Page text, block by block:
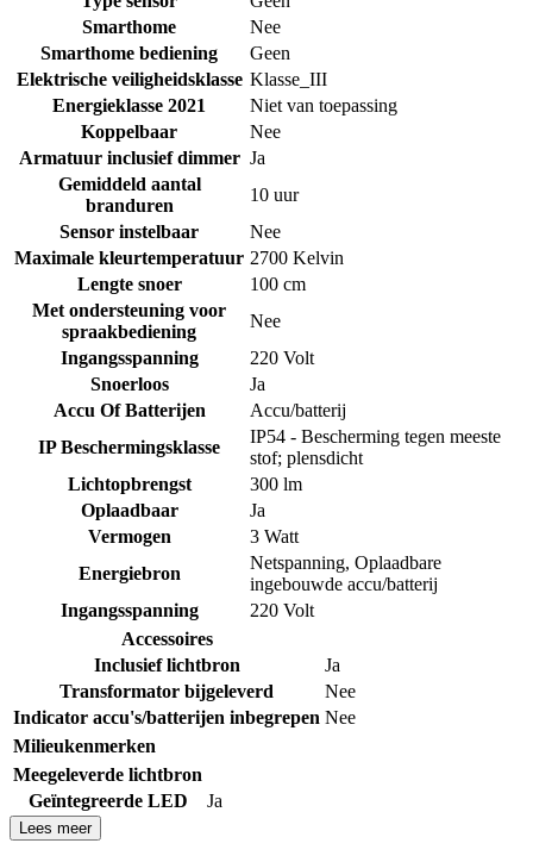
Smarthome
Nee
Smarthome bediening
Geen
Elektrische veiligheidsklasse Klasse_III
Energieklasse 2021
Niet van toepassing
Koppelbaar
Nee
Armatuur inclusief dimmer Ja
Gemiddeld aantal
branduren
10 uur
Sensor instelbaar
Nee
Maximale kleurtemperatuur 2700 Kelvin
Lengte snoer
100 cm
Met ondersteuning voor
spraakbediening
Nee
Ingangsspanning
220 Volt
Snoerloos
Ja
Accu Of Batterijen
Accu/batterij
IP Beschermingsklasse
IP54 - Bescherming tegen meeste
stof; plensdicht
Lichtopbrengst
300 lm
Oplaadbaar
Ja
Vermogen
3 Watt
Energiebron
Netspanning, Oplaadbare
ingebouwde accu/batterij
Ingangsspanning
220 Volt
Accessoires
Inclusief lichtbron
Ja
Transformator bijgeleverd
Nee
Indicator accu's/batterijen inbegrepen Nee
Milieukenmerken
Meegeleverde lichtbron
Geïntegreerde LED
Ja
Lees meer